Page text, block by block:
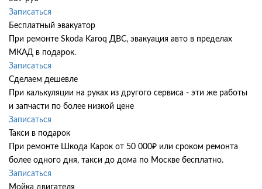
Записаться
Бесплатный эвакуатор
При ремонте Skoda Karoq ДВС, эвакуация авто в пределах
МКАД в подарок.
Записаться
Сделаем дешевле
При калькуляции на руках из другого сервиса - эти же работы
и запчасти по более низкой цене
Записаться
Такси в подарок
При ремонте Шкода Карок от 50 000₽ или сроком ремонта
более одного дня, такси до дома по Москве бесплатно.
Записаться
Мойка двигателя